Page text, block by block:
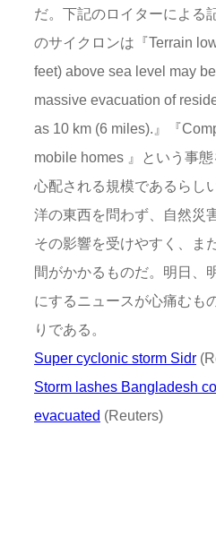
だ。下記のロイターによる
のサイクロンは『Terrain
feet) above sea level may
massive evacuation of
as 10 km (6 miles).』『
mobile homes 』という事
心配される規模であるらしい
洋の東西を問わず、自然災
その影響を受けやすく、ま
間がかかるものだ。明日、
にするニュースが心痛むも
りである。
Super cyclonic storm Sidr
Storm lashes Bangladesh
evacuated (Reuters)